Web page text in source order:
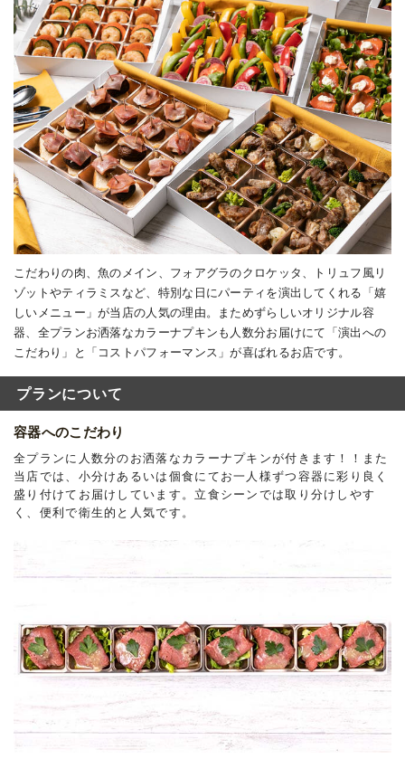
こだわりの肉、魚のメイン、フォアグラのクロケッタ、トリュフ風リ
ゾットやティラミスなど、特別な日にパーティを演出してくれる「嬉
しいメニュー」が当店の人気の理由。まためずらしいオリジナル容
器、全プランお洒落なカラーナプキンも人数分お届けにて「演出への
こだわり」と「コストパフォーマンス」が喜ばれるお店です。
プランについて
容器へのこだわり
全プランに人数分のお洒落なカラーナプキンが付きます！！また
当店では、小分けあるいは個食にてお一人様ずつ容器に彩り良く
盛り付けてお届けしています。立食シーンでは取り分けしやす
く、便利で衛生的と人気です。